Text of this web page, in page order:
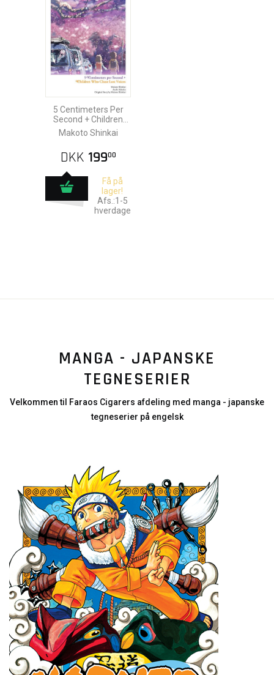
5 Centimeters Per
Second + Children
Who Chase Lost
Voices Ln HC
Makoto Shinkai
DKK 19900
Få på
lager!
Afs.:1-5
hverdage
MANGA - JAPANSKE
TEGNESERIER
Velkommen til Faraos Cigarers afdeling med manga - japanske
tegneserier på engelsk